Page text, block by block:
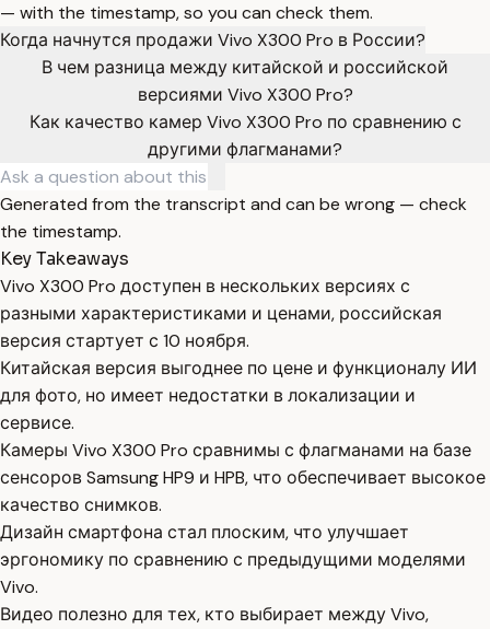
— with the timestamp, so you can check them.
Когда начнутся продажи Vivo X300 Pro в России?
В чем разница между китайской и российской
версиями Vivo X300 Pro?
Как качество камер Vivo X300 Pro по сравнению с
другими флагманами?
Generated from the transcript and can be wrong — check
the timestamp.
Key Takeaways
Vivo X300 Pro доступен в нескольких версиях с
разными характеристиками и ценами, российская
версия стартует с 10 ноября.
Китайская версия выгоднее по цене и функционалу ИИ
для фото, но имеет недостатки в локализации и
сервисе.
Камеры Vivo X300 Pro сравнимы с флагманами на базе
сенсоров Samsung HP9 и HPB, что обеспечивает высокое
качество снимков.
Дизайн смартфона стал плоским, что улучшает
эргономику по сравнению с предыдущими моделями
Vivo.
Видео полезно для тех, кто выбирает между Vivo,